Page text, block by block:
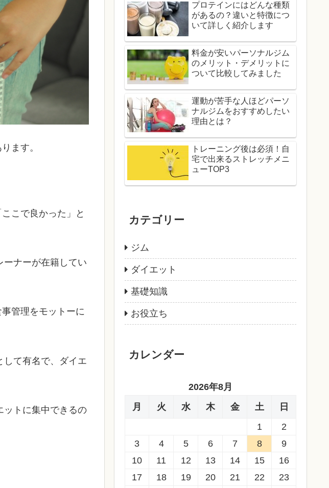
ます。
こで良かった」と
ーナーが在籍してい
管理をモットーに
して有名で、ダイエ
ットに集中できるの
プロテインにはどんな種類
があるの？違いと特徴につ
いて詳しく紹介します
料金が安いパーソナルジム
のメリット・デメリットに
ついて比較してみました
運動が苦手な人ほどパーソ
ナルジムをおすすめしたい
理由とは？
トレーニング後は必須！自
宅で出来るストレッチメニ
ューTOP3
カテゴリー
ジム
ダイエット
基礎知識
お役立ち
カレンダー
2026年8月
月
火 水 木 金 土
日
1
2
3
4 5 6 7 8
9
10
11 12 13 14 15
16
17
18 19 20 21 22
23